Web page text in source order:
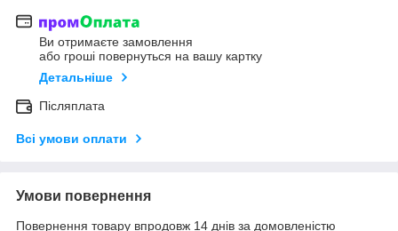
Ви отримаєте замовлення
або гроші повернуться на вашу картку
Детальніше
Післяплата
Всі умови оплати
Умови повернення
Повернення товару впродовж 14 днів за домовленістю